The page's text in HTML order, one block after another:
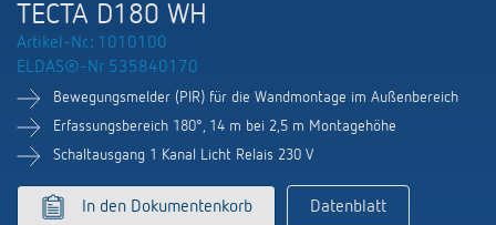
Smart Metering
Referenzen
Apps von Theben
Stromstossschalter: Licht effizient
Nachhaltigkeit
Karriere bei ThebenHTS
Verbände und Institutionen
Umwelt
Vertrieb Weltweit
Anfahrt
Newsletter
TECTA D180 WH
Artikel-Nr.: 1010100
ELDAS®-Nr 535840170
Bewegungsmelder (PIR) für die Wandmontage im Außenbereich
Erfassungsbereich 180°, 14 m bei 2,5 m Montagehöhe
Schaltausgang 1 Kanal Licht Relais 230 V
In den Dokumentenkorb Datenblatt